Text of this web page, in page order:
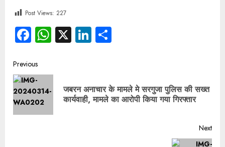
Post Views: 227
Facebook
WhatsApp
X LinkedIn
Previous
जबरन अनाचार के मामले मे सरगुजा पुलिस की सख्त
कार्यवाही, मामले का आरोपी किया गया गिरफ्तार
Next